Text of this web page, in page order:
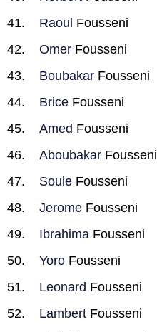
Raoul Fousseni
Omer Fousseni
Boubakar Fousseni
Brice Fousseni
Amed Fousseni
Aboubakar Fousseni
Soule Fousseni
Jerome Fousseni
Ibrahima Fousseni
Yoro Fousseni
Leonard Fousseni
Lambert Fousseni